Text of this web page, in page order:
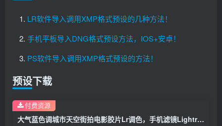
LR软件导入调用XMP格式预设的几种方法！
手机平板导入DNG格式预设方法，IOS+安卓！
PS软件导入调用XMP格式预设的方法！
预设下载
大气蓝色调城市天空街拍电影胶片Lr调色，手机滤镜Lightroom+PS预设下载！
付费资源